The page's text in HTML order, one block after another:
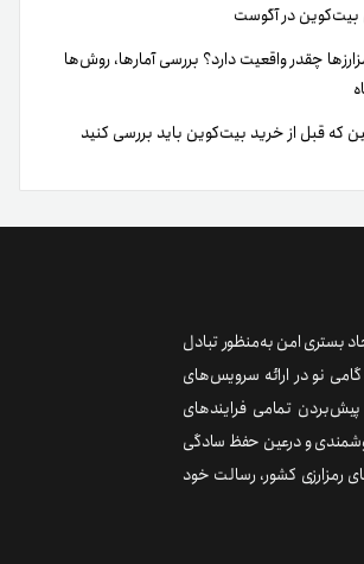
بیت‌کوین در آگوست
چقدر واقعیت دارد؟ بررسی آمارها، روش‌ها
بستری امن به‌منظور تبادل
گامی نو در ارائه سرویس‌های
پیش‌بردن تمامی فرایندهای
و درعین حفظ سادگی
رمزارزی کشور، رسالت خود